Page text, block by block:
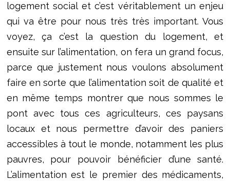
logement social et c’est véritablement un enjeu
qui va être pour nous très très important. Vous
voyez, ça c’est la question du logement, et
ensuite sur l’alimentation, on fera un grand focus,
parce que justement nous voulons absolument
faire en sorte que l’alimentation soit de qualité et
en même temps montrer que nous sommes le
pont avec tous ces agriculteurs, ces paysans
locaux et nous permettre d’avoir des paniers
accessibles à tout le monde, notamment les plus
pauvres, pour pouvoir bénéficier d’une santé.
L’alimentation est le premier des médicaments,